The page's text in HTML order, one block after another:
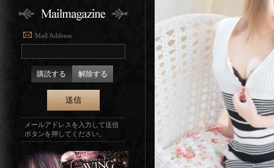
Mail Address
購読する 解除する
メールアドレスを入力して送信
ボタンを押してください。